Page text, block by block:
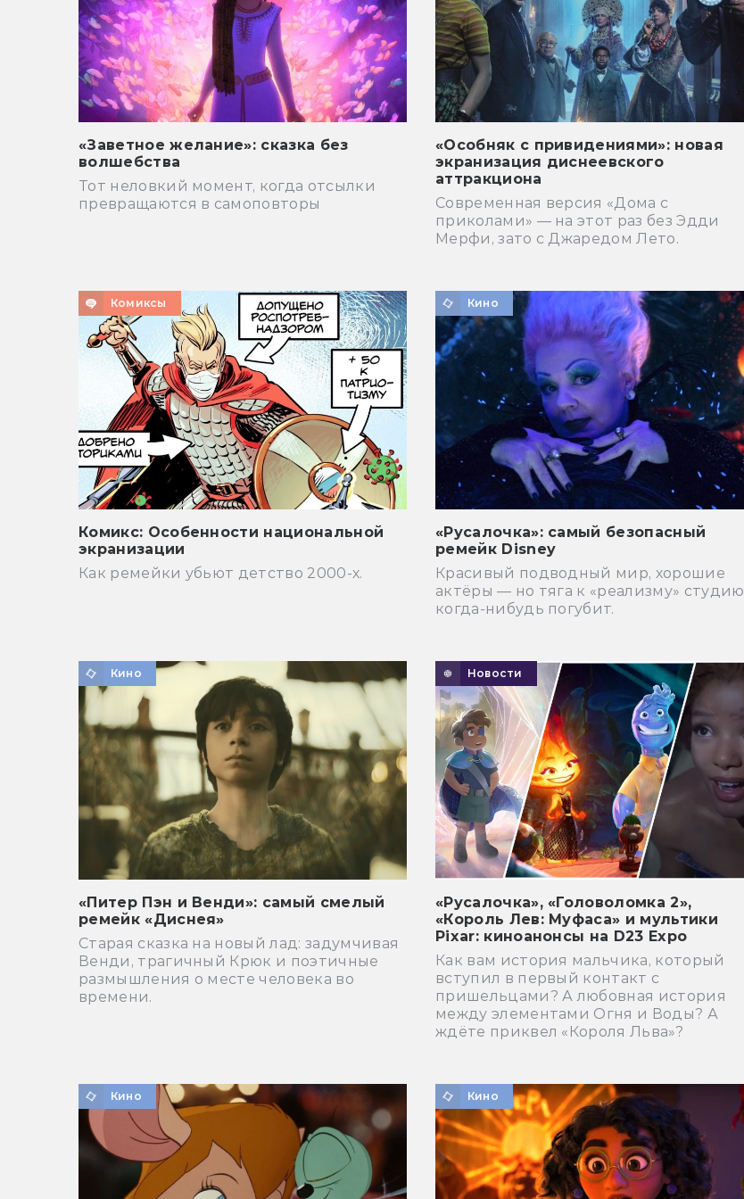
«Заветное желание»: сказка без
волшебства
Тот неловкий момент, когда отсылки
превращаются в самоповторы
«Особняк с привидениями»: новая
экранизация диснеевского
аттракциона
Современная версия «Дома с
приколами» — на этот раз без Эдди
Мерфи, зато с Джаредом Лето.
Комиксы
Комикс: Особенности национальной
экранизации
Как ремейки убьют детство 2000-х.
Кино
«Русалочка»: самый безопасный
ремейк Disney
Красивый подводный мир, хорошие
актёры — но тяга к «реализму» студию
когда-нибудь погубит.
Кино
«Питер Пэн и Венди»: самый смелый
ремейк «Диснея»
Старая сказка на новый лад: задумчивая
Венди, трагичный Крюк и поэтичные
размышления о месте человека во
времени.
Новости
«Русалочка», «Головоломка 2»,
«Король Лев: Муфаса» и мультики
Pixar: киноанонсы на D23 Expo
Как вам история мальчика, который
вступил в первый контакт с
пришельцами? А любовная история
между элементами Огня и Воды? А
ждёте приквел «Короля Льва»?
Кино Кино